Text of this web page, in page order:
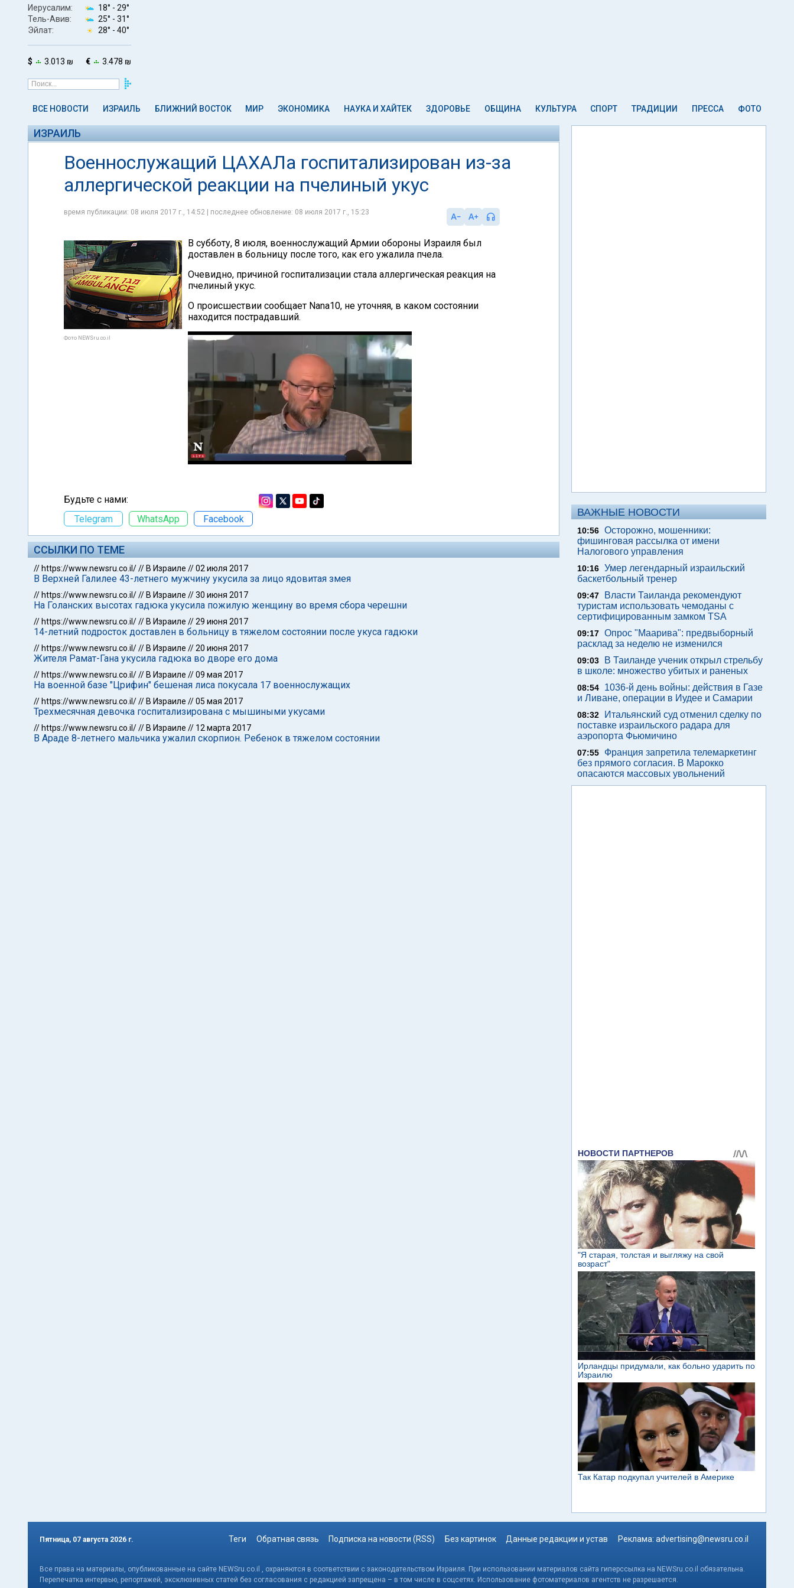
Иерусалим: 18° - 29°
Тель-Авив:
25° - 31°
Эйлат:
28° - 40°
$ 3.013 ₪ € 3.478 ₪
ВСЕ НОВОСТИ ИЗРАИЛЬ БЛИЖНИЙ ВОСТОК МИР ЭКОНОМИКА НАУКА И ХАЙТЕК ЗДОРОВЬЕ ОБЩИНА КУЛЬТУРА СПОРТ ТРАДИЦИИ ПРЕССА ФОТО
ИЗРАИЛЬ
Военнослужащий ЦАХАЛа госпитализирован из-за
аллергической реакции на пчелиный укус
время публикации: 08 июля 2017 г., 14:52 | последнее обновление: 08 июля 2017 г., 15:23
Фото NEWSru.co.il
В субботу, 8 июля, военнослужащий Армии обороны Израиля был
доставлен в больницу после того, как его ужалила пчела.
Очевидно, причиной госпитализации стала аллергическая реакция на
пчелиный укус.
О происшествии сообщает Nana10, не уточняя, в каком состоянии
находится пострадавший.
Будьте с нами:
Telegram
WhatsApp Facebook
ССЫЛКИ ПО ТЕМЕ
// https://www.newsru.co.il/// В Израиле //02 июля 2017
В Верхней Галилее 43-летнего мужчину укусила за лицо ядовитая змея
// https://www.newsru.co.il/// В Израиле //30 июня 2017
На Голанских высотах гадюка укусила пожилую женщину во время сбора черешни
// https://www.newsru.co.il/// В Израиле //29 июня 2017
14-летний подросток доставлен в больницу в тяжелом состоянии после укуса гадюки
// https://www.newsru.co.il/// В Израиле //20 июня 2017
Жителя Рамат-Гана укусила гадюка во дворе его дома
// https://www.newsru.co.il/// В Израиле //09 мая 2017
На военной базе "Црифин" бешеная лиса покусала 17 военнослужащих
// https://www.newsru.co.il/// В Израиле //05 мая 2017
Трехмесячная девочка госпитализирована с мышиными укусами
// https://www.newsru.co.il/// В Израиле // 12 марта 2017
В Араде 8-летнего мальчика ужалил скорпион. Ребенок в тяжелом состоянии
ВАЖНЫЕ НОВОСТИ
10:56 Осторожно, мошенники:
фишинговая рассылка от имени
Налогового управления
10:16 Умер легендарный израильский
баскетбольный тренер
09:47
Власти Таиланда рекомендуют
туристам использовать чемоданы с
сертифицированным замком TSA
09:17 Опрос "Mаарива": предвыборный
расклад за неделю не изменился
09:03
В Таиланде ученик открыл стрельбу
в школе: множество убитых и раненых
08:54
1036-й день войны: действия в Газе
и Ливане, операции в Иудее и Самарии
08:32
Итальянский суд отменил сделку по
поставке израильского радара для
аэропорта Фьюмичино
07:55
Франция запретила телемаркетинг
без прямого согласия. В Марокко
опасаются массовых увольнений
Пятница, 07 августа 2026 г. Теги Обратная связь Подписка на новости (RSS) Без картинок Данные редакции и устав Реклама: advertising@newsru.co.il
Все права на материалы, опубликованные на сайте NEWSru.co.il , охраняются в соответствии с законодательством Израиля. При использовании материалов сайта гиперссылка на NEWSru.co.il обязательна.
Перепечатка интервью, репортажей, эксклюзивных статей без согласования с редакцией запрещена – в том числе в соцсетях. Использование фотоматериалов агентств не разрешается.